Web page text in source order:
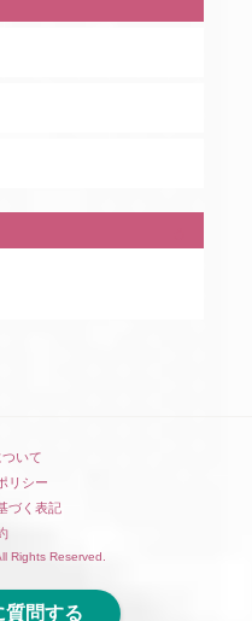
いて
リシー
づく表記
Rights Reserved.
質問する